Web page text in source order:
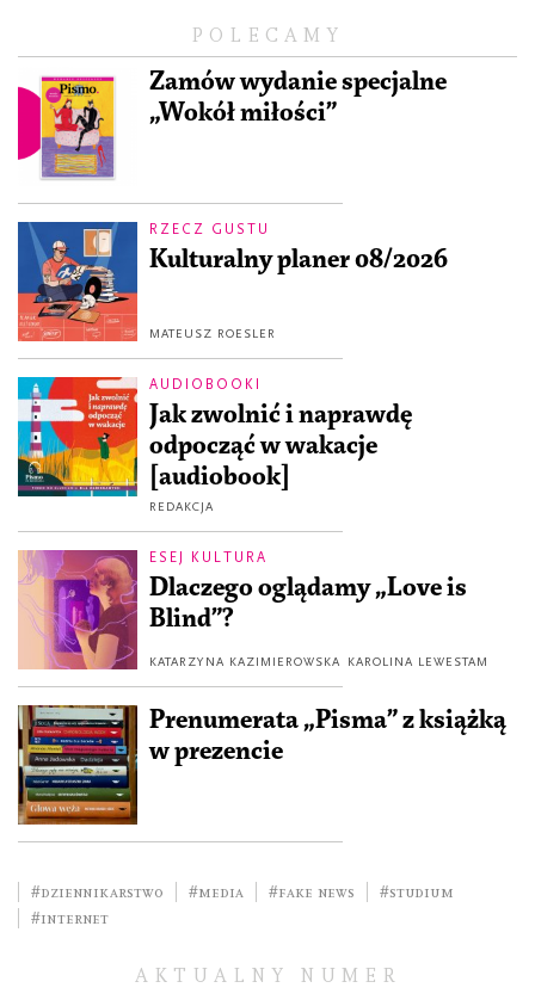
POLECAMY
Zamów wydanie specjalne
„Wokół miłości”
RZECZ GUSTU
Kulturalny planer 08/2026
MATEUSZ ROESLER
AUDIOBOOKI
Jak zwolnić i naprawdę
odpocząć w wakacje
[audiobook]
REDAKCJA
ESEJ KULTURA
Dlaczego oglądamy „Love is
Blind”?
KATARZYNA KAZIMIEROWSKA KAROLINA LEWESTAM
Prenumerata „Pisma” z książką
w prezencie
#dziennikarstwo #media #fake news
#studium
#internet
AKTUALNY NUMER